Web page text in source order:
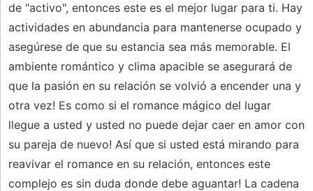
de "activo", entonces este es el mejor lugar para ti. Hay
actividades en abundancia para mantenerse ocupado y
asegúrese de que su estancia sea más memorable. El
ambiente romántico y clima apacible se asegurará de
que la pasión en su relación se volvió a encender una y
otra vez! Es como si el romance mágico del lugar
llegue a usted y usted no puede dejar caer en amor con
su pareja de nuevo! Así que si usted está mirando para
reavivar el romance en su relación, entonces este
complejo es sin duda donde debe aguantar! La cadena